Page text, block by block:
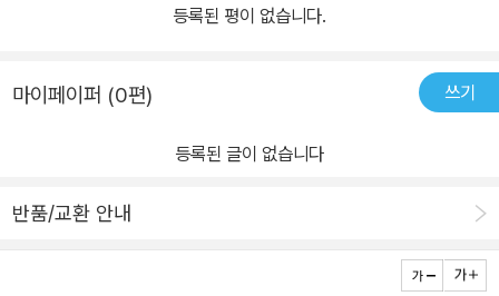
등록된 평이 없습니다.
마이페이퍼 (0편) 쓰기
등록된 글이 없습니다
반품/교환 안내